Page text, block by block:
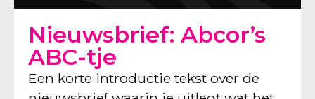
Nieuwsbrief: Abcor’s
ABC-tje
Een korte introductie tekst over de